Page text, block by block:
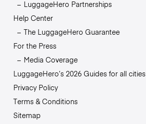
LuggageHero Partnerships
Help Center
The LuggageHero Guarantee
For the Press
Media Coverage
LuggageHero’s 2026 Guides for all cities
Privacy Policy
Terms & Conditions
Sitemap